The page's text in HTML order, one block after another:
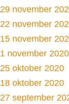
29 november
22 november
15 november
1 november 2020
25 oktober 2020
18 oktober 2020
27 september